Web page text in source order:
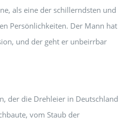
als eine der schillerndsten und
Per­sönlichkeiten. Der Mann hat
und der geht er unbe­irrbar
der die Drehleier in Deutschland
vom Staub der